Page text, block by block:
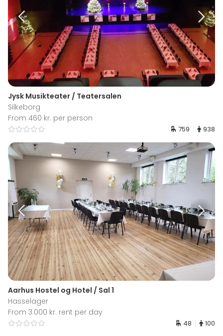
Jysk Musikteater / Teatersalen
Silkeborg
From 460 kr. per person
759 938
Aarhus Hostel og Hotel / Sal 1
Hasselager
From 3.000 kr. rent per day
48 100